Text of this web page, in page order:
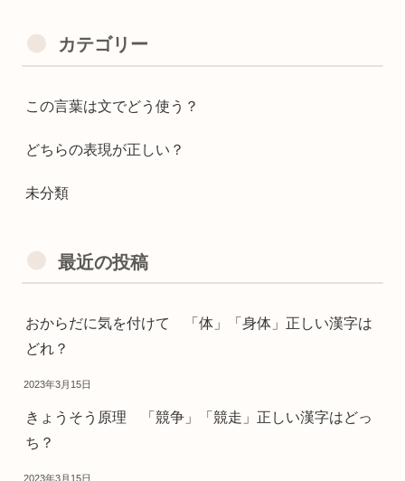
カテゴリー
この言葉は文でどう使う？
どちらの表現が正しい？
未分類
最近の投稿
おからだに気を付けて 「体」「身体」正しい漢字は
どれ？
2023年3月15日
きょうそう原理 「競争」「競走」正しい漢字はどっ
ち？
2023年3月15日